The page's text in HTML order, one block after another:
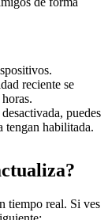
reciente se
puedes
tengan habilitada.
tiempo real. Si ves